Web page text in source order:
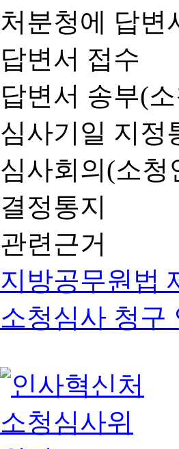
처분청에 답변
답변서 접수
답변서 송부(
심사기일 지정
심사회의(소청
결정통지
관련근거
지방공무원법
소청심사 청구